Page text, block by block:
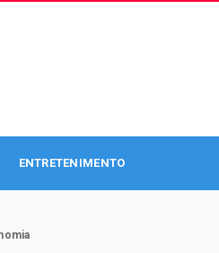
ENTRETENIMENTO